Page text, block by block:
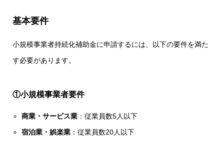
基本要件
小規模事業者持続化補助金に申請するには、以下の要件を満た
す必要があります。
①小規模事業者要件
商業・サービス業 ：従業員数5人以下
宿泊業・娯楽業 ：従業員数20人以下